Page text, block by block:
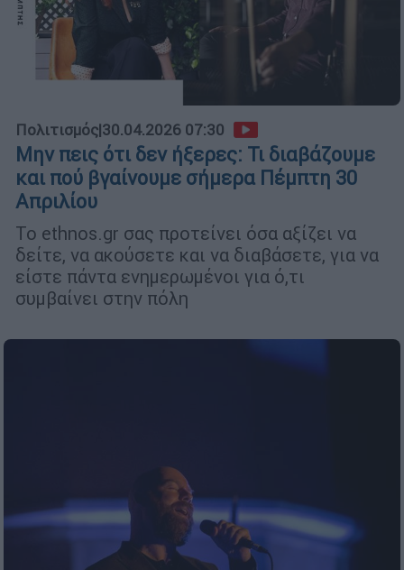
Πολιτισμός|30.04.2026 07:30
Μην πεις ότι δεν ήξερες: Τι διαβάζουμε
και πού βγαίνουμε σήμερα Πέμπτη 30
Απριλίου
Το ethnos.gr σας προτείνει όσα αξίζει να
δείτε, να ακούσετε και να διαβάσετε, για να
είστε πάντα ενημερωμένοι για ό,τι
συμβαίνει στην πόλη